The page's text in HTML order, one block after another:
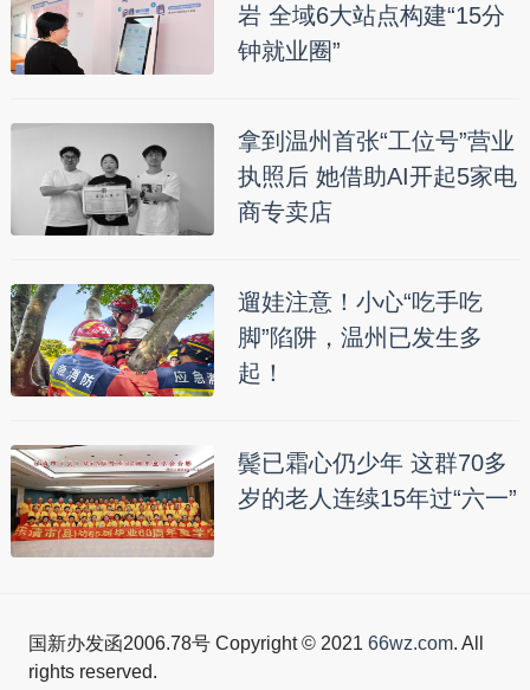
岩 全域6大站点构建“15分
钟就业圈”
拿到温州首张“工位号”营业
执照后 她借助AI开起5家电
商专卖店
遛娃注意！小心“吃手吃
脚”陷阱，温州已发生多
起！
鬓已霜心仍少年 这群70多
岁的老人连续15年过“六一”
国新办发函2006.78号 Copyright © 2021 66wz.com. All
rights reserved.